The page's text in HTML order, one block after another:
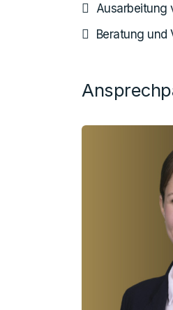
Ausarbeitung
Beratung